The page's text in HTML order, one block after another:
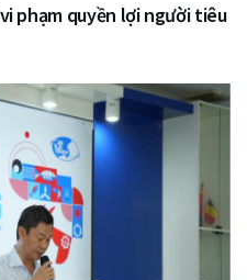
phạm quyền lợi người tiêu